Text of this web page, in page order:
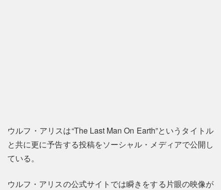
ウルフ・アリスは“The Last Man On Earth”というタイトル
と共に更に予告する投稿をソーシャル・メディアで公開し
ている。
ウルフ・アリスの公式サイトでは瞬きをする片眼の映像が